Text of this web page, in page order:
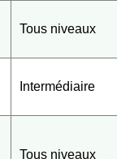
Tous niveaux
Intermédiaire
Tous niveaux